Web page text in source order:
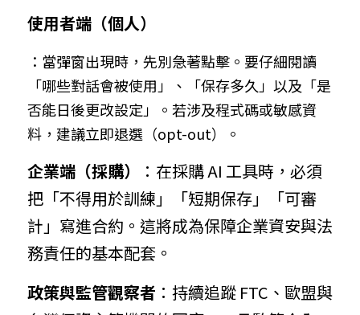
使用者端（個人）
：當彈窗出現時，先別急著點擊。要仔細閱讀
「哪些對話會被使用」、「保存多久」以及「是
否能日後更改設定」。若涉及程式碼或敏感資
料，建議立即退選（opt-out）。
企業端（採購）
：在採購 AI 工具時，必須
把「不得用於訓練」「短期保存」「可審
計」寫進合約。這將成為保障企業資安與法
務責任的基本配套。
政策與監管觀察者 ：持續追蹤 FTC、歐盟與